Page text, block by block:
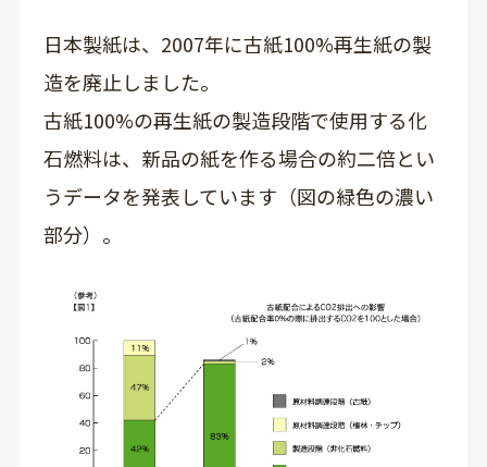
日本製紙は、2007年に古紙100%再生紙の製
造を廃止しました。
古紙100%の再生紙の製造段階で使用する化
石燃料は、新品の紙を作る場合の約二倍とい
うデータを発表しています（図の緑色の濃い
部分）。